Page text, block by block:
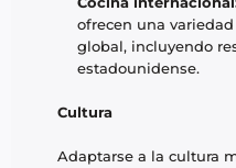
ofrecen una
global, incluyendo
estadounidense.
Cultura
Adaptarse a la cultura